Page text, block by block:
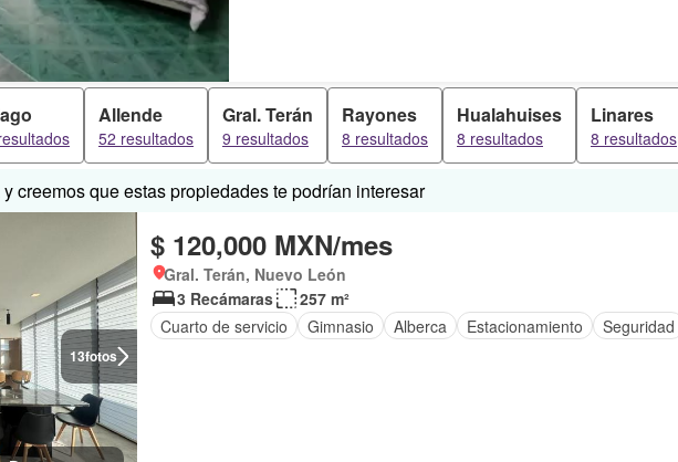
Allende
52 resultados
Gral. Terán
9 resultados
Rayones
8 resultados
Hualahuises
8 resultados
Linares
8 resultados
creemos que estas propiedades te podrían interesar
13fotos
$ 120,000 MXN/mes
Gral. Terán, Nuevo León
3 Recámaras
257 m²
Cuarto de servicio
Gimnasio Alberca Estacionamiento Seguridad